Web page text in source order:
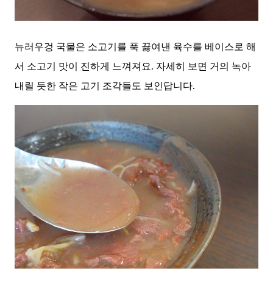
뉴러우겅 국물은 소고기를 푹 끓여낸 육수를 베이스로 해
서 소고기 맛이 진하게 느껴져요. 자세히 보면 거의 녹아
내릴 듯한 작은 고기 조각들도 보인답니다.